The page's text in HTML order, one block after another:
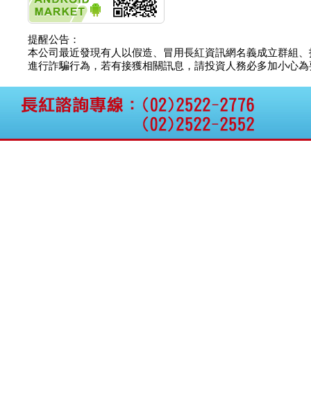
工認股權
華旭先進:代重要子公司
碩通散熱股份有限公司
公告董事會追認113年
向關係
華旭先進:代重要子公司
碩通散熱股份有限公司
公告向關係人取得使用
權資產
仁新醫藥:代重要子公司
BeliteBio,Inc公告受邀參
提醒公告：
本公司最近發現有人以假造、冒用長紅資訊網名義成立群組
進行詐騙行為，若有接獲相關訊息，請投資人務必多加小心